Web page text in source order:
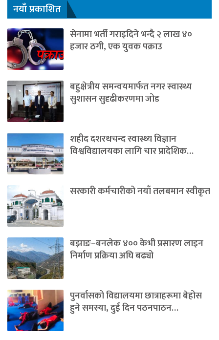
नयाँ प्रकाशित
सेनामा भर्ती गराइदिने भन्दै २ लाख ४०
हजार ठगी, एक युवक पक्राउ
बहुक्षेत्रीय समन्वयमार्फत नगर स्वास्थ्य
सुशासन सुदृढीकरणमा जोड
शहीद दशरथचन्द स्वास्थ्य विज्ञान
विश्वविद्यालयका लागि चार प्रादेशिक…
सरकारी कर्मचारीको नयाँ तलबमान स्वीकृत
बझाङ–बनलेक ४०० केभी प्रसारण लाइन
निर्माण प्रक्रिया अघि बढ्यो
पुनर्वासको विद्यालयमा छात्राहरूमा बेहोस
हुने समस्या, दुई दिन पठनपाठन…